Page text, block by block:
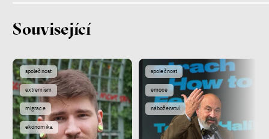
Související
společnost
extremism
migrace
ekonomika
společnost
emoce
náboženství